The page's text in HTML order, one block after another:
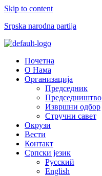
Skip to content
Srpska narodna partija
Menu
Почетна
О Нама
Организација
Председник
Председништво
Извршни одбор
Стручни савет
Окрузи
Вести
Контакт
Српски језик
Русский
English